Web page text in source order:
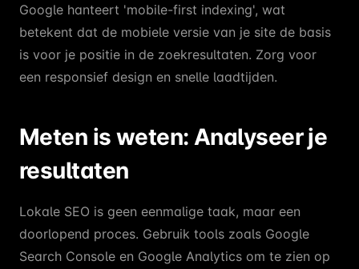
Google hanteert 'mobile-first indexing', wat
betekent dat de mobiele versie van je site de basis
is voor je positie in de zoekresultaten. Zorg voor
een responsief design en snelle laadtijden.
Meten is weten: Analyseer je
resultaten
Lokale SEO is geen eenmalige taak, maar een
doorlopend proces. Gebruik tools zoals Google
Search Console en Google Analytics om te zien op